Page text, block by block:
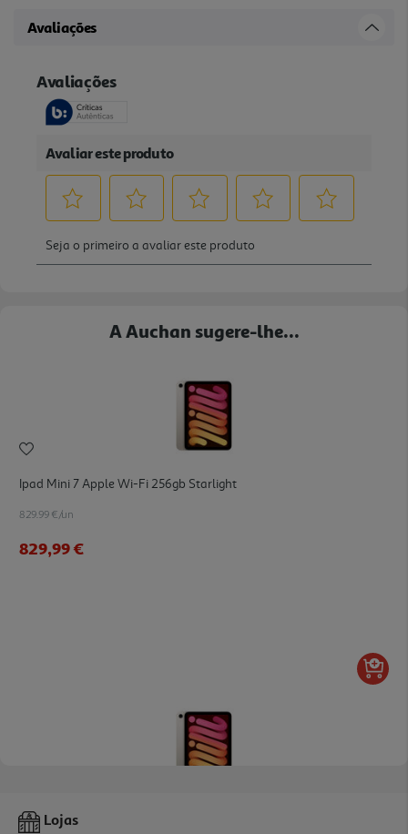
Avaliações
A Auchan sugere-lhe...
Ipad Mini 7 Apple Wi-Fi 256gb Starlight
829.99 €/un
829,99 €
Ipad Mini 7 Apple Wi-Fi 512gb Starlight
Lojas